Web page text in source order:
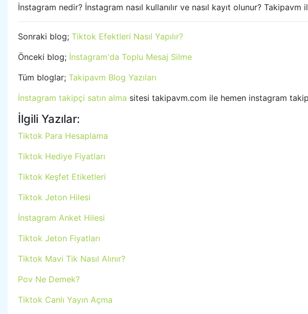
İnstagram nedir? İnstagram nasıl kullanılır ve nasıl kayıt olunur?
Sonraki blog; Tiktok Efektleri Nasıl Yapılır?
Önceki blog; İnstagram'da Toplu Mesaj Silme
Tüm bloglar; Takipavm Blog Yazıları
İnstagram takipçi satın alma sitesi takipavm.com ile hemen instagram
İlgili Yazılar:
Tiktok Para Hesaplama
Tiktok Hediye Fiyatları
Tiktok Keşfet Etiketleri
Tiktok Jeton Hilesi
İnstagram Anket Hilesi
Tiktok Jeton Fiyatları
Tiktok Mavi Tik Nasıl Alınır?
Pov Ne Demek?
Tiktok Canlı Yayın Açma